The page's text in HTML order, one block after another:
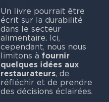
Un livre pourrait être
écrit sur la durabilité
dans le secteur
alimentaire. Ici,
cependant, nous nous
limitons à fournir
quelques idées aux
restaurateurs, de
réfléchir et de prendre
des décisions éclairées.